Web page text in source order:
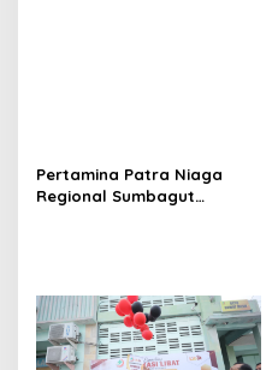
Pertamina Patra Niaga
Regional Sumbagut